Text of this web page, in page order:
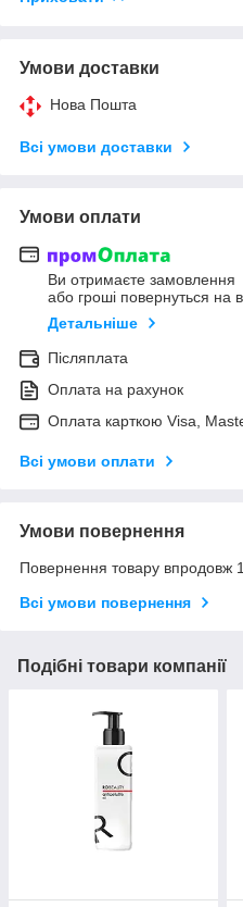
Умови доставки
Нова Пошта
Всі умови доставки
Умови оплати
Ви отримаєте замовлення
або гроші повернуться на
Детальніше
Післяплата
Оплата на рахунок
Оплата карткою Visa,
Всі умови оплати
Умови повернення
Повернення товару впродовж
Всі умови повернення
Подібні товари компанії